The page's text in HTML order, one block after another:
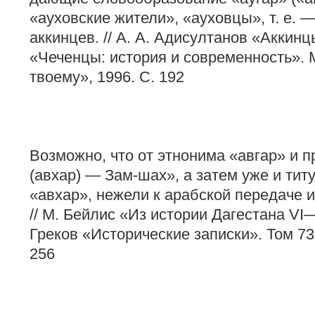
«ауховские жители», «ауховцы», т. е.
аккинцев. // А. А. Адисултанов
«Чеченцы: история и
твоему», 1996. С. 192
Возможно, что от этнонима «авгар» и
(авхар) — Зам-шах», а затем уже и
«авхар», нежели к арабской
// М. Бейлис «Из истории Дагестана
Греков «Исторические записки». Том
256